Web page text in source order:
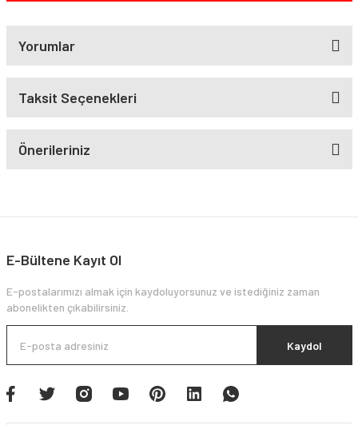
Yorumlar
Taksit Seçenekleri
Önerileriniz
E-Bültene Kayıt Ol
E-postalarımızı almak için kaydoluyorsunuz ve istediğiniz zaman
abonelikten çıkabilirsiniz.
Kaydol